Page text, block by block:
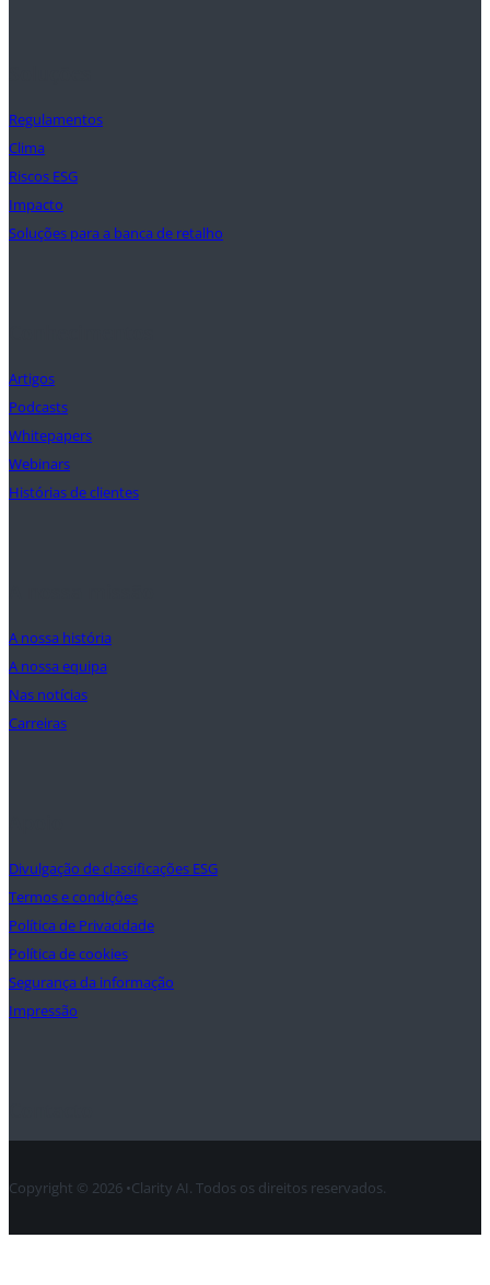
Regulamentos
Clima
Riscos ESG
Impacto
Soluções para a banca de retalho
Artigos
Podcasts
Whitepapers
Webinars
Histórias de clientes
A nossa história
A nossa equipa
Nas notícias
Carreiras
Divulgação de classificações ESG
Termos e condições
Política de Privacidade
Política de cookies
Segurança da informação
Impressão
Copyright © 2026 •Clarity AI. Todos os direitos reservados.